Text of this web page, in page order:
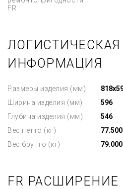
FR
ЛОГИСТИЧЕСКАЯ
ИНФОРМАЦИЯ
Размеры изделия (мм)
Ширина изделия (мм)
596
Глубина изделия (мм)
546
Вес нетто (кг)
77.500
Вес брутто (кг)
79.000
FR